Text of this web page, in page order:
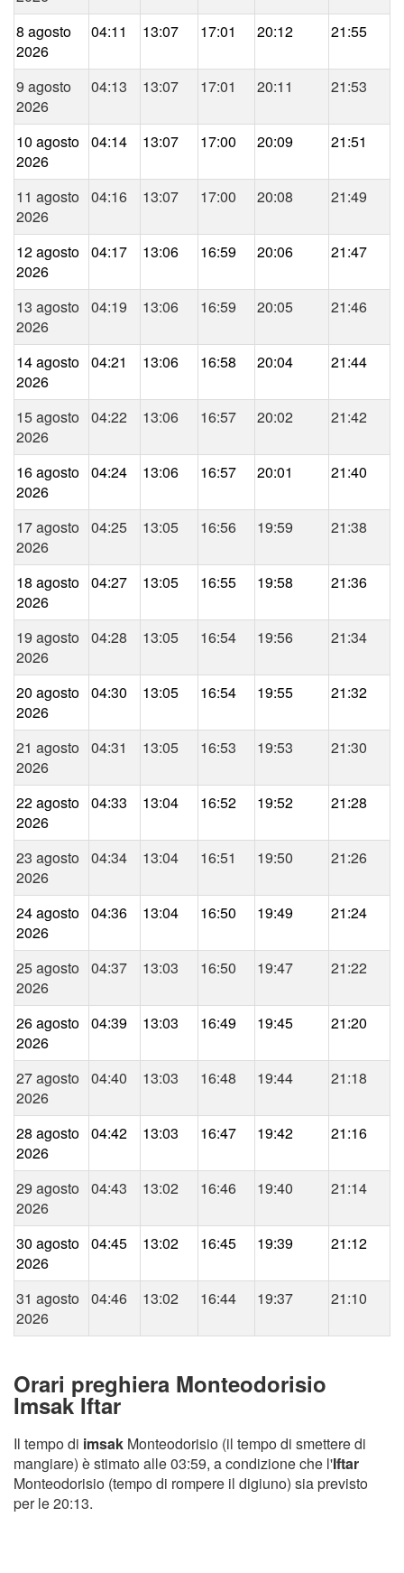
8 agosto
2026
04:11 13:07 17:01 20:12 21:55
9 agosto
2026
04:13 13:07 17:01 20:11 21:53
10 agosto
2026
04:14 13:07 17:00 20:09 21:51
11 agosto
2026
04:16 13:07 17:00 20:08 21:49
12 agosto
2026
04:17 13:06 16:59 20:06 21:47
13 agosto
2026
04:19 13:06 16:59 20:05 21:46
14 agosto
2026
04:21 13:06 16:58 20:04 21:44
15 agosto
2026
04:22 13:06 16:57 20:02 21:42
16 agosto
2026
04:24 13:06 16:57 20:01 21:40
17 agosto
2026
04:25 13:05 16:56 19:59 21:38
18 agosto
2026
04:27 13:05 16:55 19:58 21:36
19 agosto
2026
04:28 13:05 16:54 19:56 21:34
20 agosto
2026
04:30 13:05 16:54 19:55 21:32
21 agosto
2026
04:31 13:05 16:53 19:53 21:30
22 agosto
2026
04:33 13:04 16:52 19:52 21:28
23 agosto
2026
04:34 13:04 16:51 19:50 21:26
24 agosto
2026
04:36 13:04 16:50 19:49 21:24
25 agosto
2026
04:37 13:03 16:50 19:47 21:22
26 agosto
2026
04:39 13:03 16:49 19:45 21:20
27 agosto
2026
04:40 13:03 16:48 19:44 21:18
28 agosto
2026
04:42 13:03 16:47 19:42 21:16
29 agosto
2026
04:43 13:02 16:46 19:40 21:14
30 agosto
2026
04:45 13:02 16:45 19:39 21:12
31 agosto
2026
04:46 13:02 16:44 19:37 21:10
Orari preghiera Monteodorisio
Imsak Iftar
Il tempo di imsak Monteodorisio (il tempo di smettere di
mangiare) è stimato alle 03:59, a condizione che l'Iftar
Monteodorisio (tempo di rompere il digiuno) sia previsto
per le 20:13.